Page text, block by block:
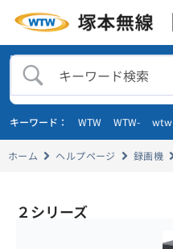
キーワード： WTW WTW- wtw
ホーム ヘルプページ 録画機
２シリーズ